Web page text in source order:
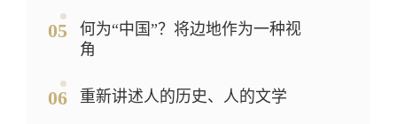
05
何为“中国”？将边地作为一种视
角
06 重新讲述人的历史、人的文学